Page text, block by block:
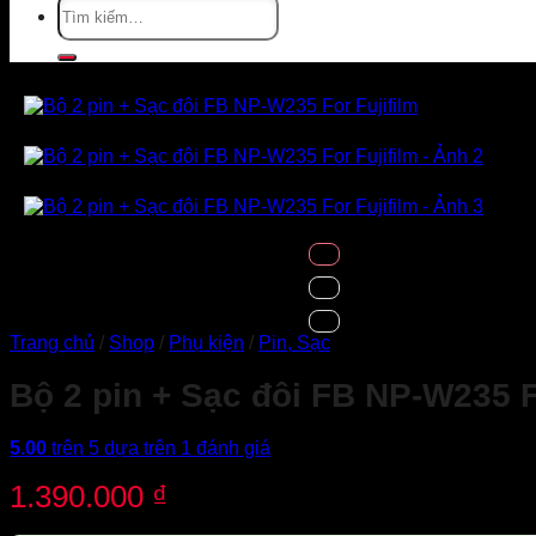
kiếm:
Trang chủ / Shop / Phụ kiện / Pin, Sạc
Bộ 2 pin + Sạc đôi FB NP-W235
5.00 trên 5 dựa trên 1 đánh giá
1.390.000 ₫